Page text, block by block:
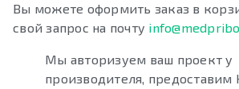
Вы можете оформить заказ в
свой запрос на почту
Мы авторизуем ваш проект у
производителя, предоставим